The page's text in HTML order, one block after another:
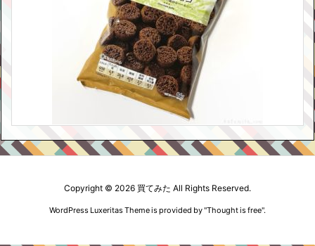
Copyright © 2026 買てみた All Rights Reserved.
WordPress Luxeritas Theme is provided by "Thought is free".